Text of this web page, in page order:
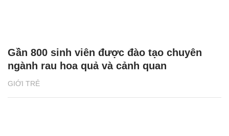
GIỚI TRẺ
Gần 800 sinh viên được đào tạo chuyên
ngành rau hoa quả và cảnh quan